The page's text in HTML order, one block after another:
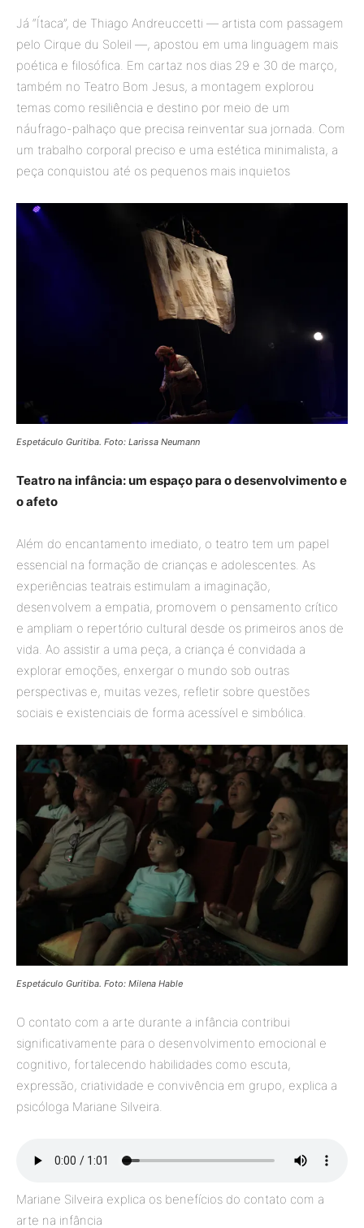
Já “Ítaca”, de Thiago Andreuccetti — artista com passagem
pelo Cirque du Soleil —, apostou em uma linguagem mais
poética e filosófica. Em cartaz nos dias 29 e 30 de março,
também no Teatro Bom Jesus, a montagem explorou
temas como resiliência e destino por meio de um
náufrago-palhaço que precisa reinventar sua jornada. Com
um trabalho corporal preciso e uma estética minimalista, a
peça conquistou até os pequenos mais inquietos
Espetáculo Guritiba. Foto: Larissa Neumann
Teatro na infância: um espaço para o desenvolvimento e
o afeto
Além do encantamento imediato, o teatro tem um papel
essencial na formação de crianças e adolescentes. As
experiências teatrais estimulam a imaginação,
desenvolvem a empatia, promovem o pensamento crítico
e ampliam o repertório cultural desde os primeiros anos de
vida. Ao assistir a uma peça, a criança é convidada a
explorar emoções, enxergar o mundo sob outras
perspectivas e, muitas vezes, refletir sobre questões
sociais e existenciais de forma acessível e simbólica.
Espetáculo Guritiba. Foto: Milena Hable
O contato com a arte durante a infância contribui
significativamente para o desenvolvimento emocional e
cognitivo, fortalecendo habilidades como escuta,
expressão, criatividade e convivência em grupo, explica a
psicóloga Mariane Silveira.
Mariane Silveira explica os benefícios do contato com a
arte na infância